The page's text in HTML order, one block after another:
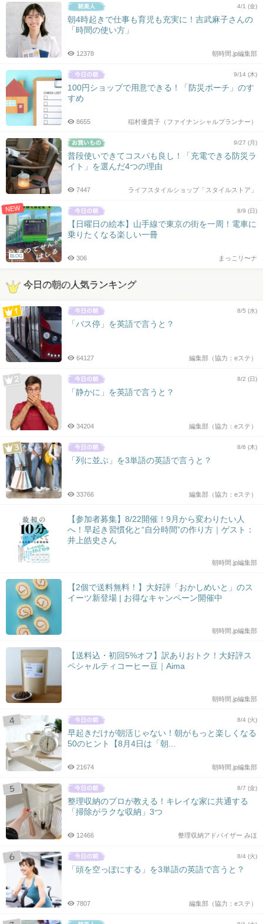
4/1 (金)
朝4時起きで仕事も育児も充実に！吉武麻子さんの
「時間の使い方」
朝時間.jp編集部
12378
9/14 (木)
100円ショップで用意できる！「防災ポーチ」のす
すめ
稲村優貴子（ファイナンシャルプランナー）
8655
9/27 (月)
普段使いできてコスパも良し！「充電できる防災ラ
イト」を選んだ4つの理由
ライフスタイルショップ「スタイルストア」
7447
NEW
BLOG
8/9 (日)
【日曜日の絵本】山手線で東京の街を一周！電車に
乗りたくなる楽しい一冊
まっこリ〜ナ
306
今日の朝の人気ランキング
8/5 (水)
「バス停」を英語で言うと？
編集部（協力：eステ）
64127
8/2 (日)
「静かに」を英語で言うと？
編集部（協力：eステ）
34204
8/6 (木)
「列に並ぶ」を3単語の英語で言うと？
編集部（協力：eステ）
33766
【参加者募集】8/22開催！9月から変わりたい人
へ！早起き習慣化と“自分時間”の作り方｜ゲスト：
井上皓史さん
朝時間.jp編集部
【2個で送料無料！】大好評「おかしめいと」のス
イーツ新登場 | お得なキャンペーン開催中
朝時間.jp編集部
【送料込・初回5%オフ】訳ありおトク！大好評ス
ペシャルティコーヒー豆｜Aima
朝時間.jp編集部
8/4 (火)
早起きだけが朝活じゃない！朝がもっと楽しくなる
50のヒント【8月4日は「朝...
朝時間.jp編集部
21674
8/7 (金)
整理収納のプロが教える！キレイな家に共通する
「掃除がラクな収納」3つ
整理収納アドバイザー みほ
12466
8/4 (火)
「頭を空っぽにする」を3単語の英語で言うと？
編集部（協力：eステ）
7807